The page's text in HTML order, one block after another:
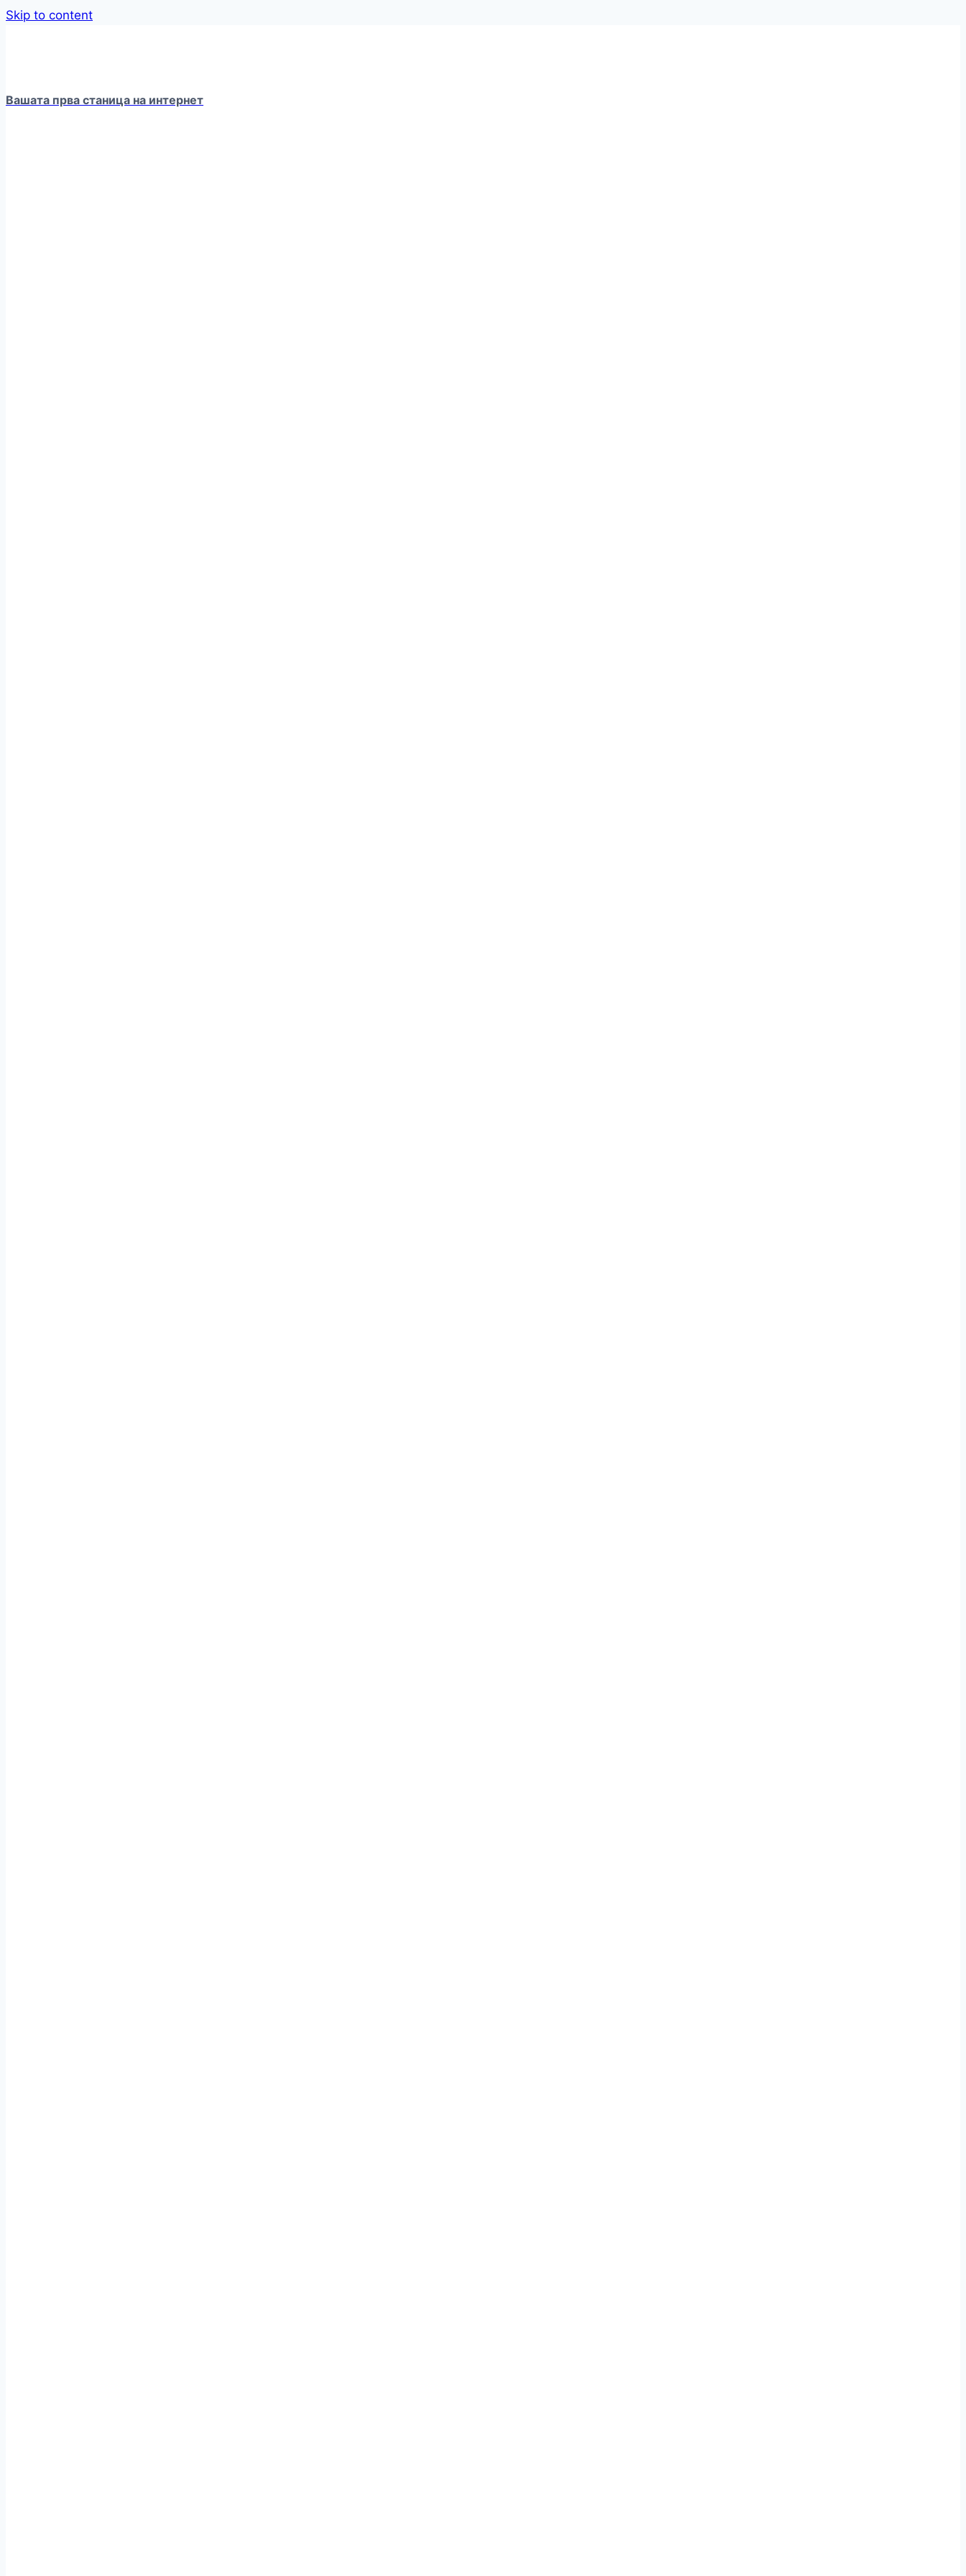
Skip to content
Вашата прва станица на интернет